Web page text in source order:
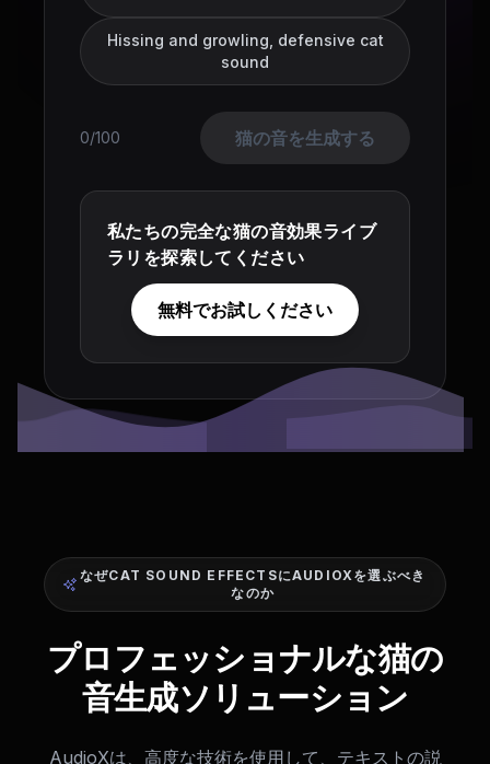
Hissing and growling, defensive cat
sound
0/100 猫の音を生成する
私たちの完全な猫の音効果ライブ
ラリを探索してください
無料でお試しください
なぜCAT SOUND EFFECTSにAUDIOXを選ぶべき
なのか
プロフェッショナルな猫の
音生成ソリューション
AudioXは、高度な技術を使用して、テキストの説